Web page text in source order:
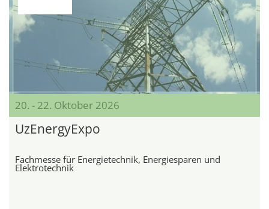
20. - 22. Oktober 2026
UzEnergyExpo
Fachmesse für Energietechnik, Energiesparen und
Elektrotechnik